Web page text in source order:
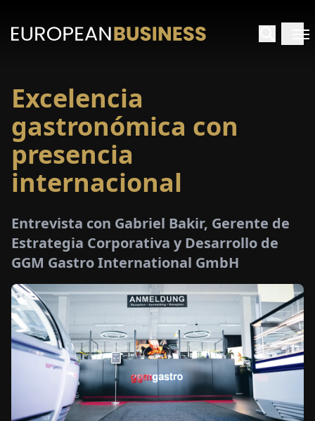
Excelencia
gastronómica con
presencia
internacional
Entrevista con Gabriel Bakir, Gerente de
Estrategia Corporativa y Desarrollo de
GGM Gastro International GmbH